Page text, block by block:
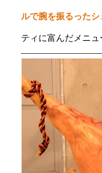
ルで腕を振るった
ティに富んだメニュ